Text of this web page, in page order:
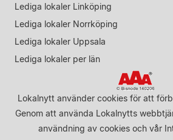
Lediga lokaler Linköping
Lediga lokaler Norrköping
Lediga lokaler Uppsala
Lediga lokaler per län
Lokalnytt använder cookies för att
Genom att använda Lokalnytts
användning av cookies och vår